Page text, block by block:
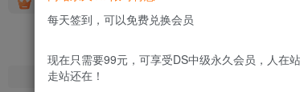
DS中级会员￥ DS高级会员
您当前未登录！建议
每天签到，可以免费兑换会员
现在只需要99元，可享受DS中级永久会员，人在
走站还在！